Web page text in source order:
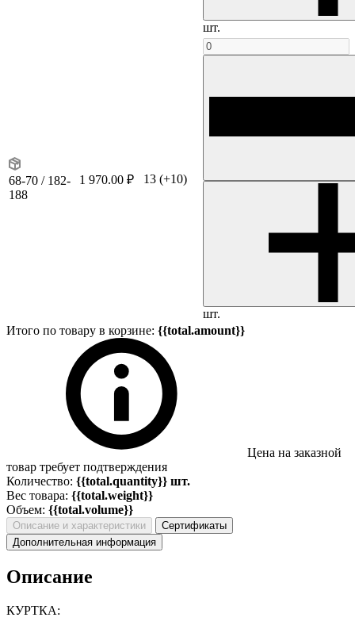
шт.
68-70 / 182-
188
1 970.00 ₽ 13 (+10)
шт.
Итого по товару в корзине: {{total.amount}}
Цена на заказной
товар требует подтверждения
Количество: {{total.quantity}} шт.
Вес товара: {{total.weight}}
Объем: {{total.volume}}
Описание и характеристики
Сертификаты
Дополнительная информация
Описание
КУРТКА: